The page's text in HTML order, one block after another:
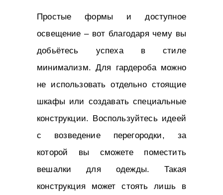
Простые формы и доступное
освещение – вот благодаря чему вы
добьётесь успеха в стиле
минимализм. Для гардероба можно
не использовать отдельно стоящие
шкафы или создавать специальные
конструкции. Воспользуйтесь идеей
с возведение перегородки, за
которой вы сможете поместить
вешалки для одежды. Такая
конструкция может стоять лишь в